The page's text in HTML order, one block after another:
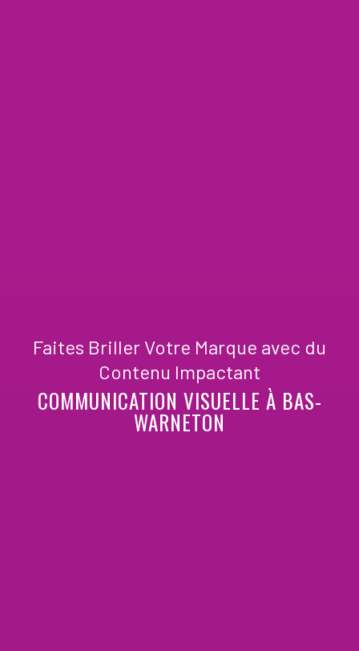
Faites Briller Votre Marque avec du
Contenu Impactant
COMMUNICATION VISUELLE À BAS-
WARNETON